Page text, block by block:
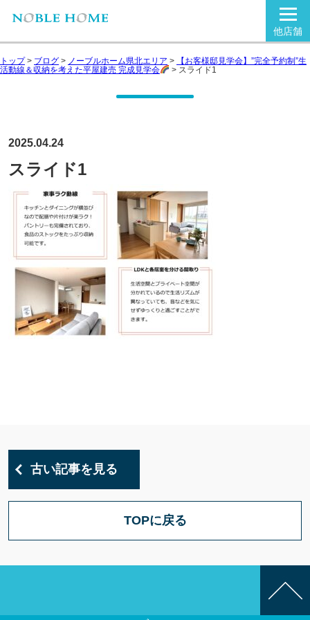
他店舗
トップ> ブログ > ノーブルホーム県北エリア >
【お客様邸見学会】”完全予約制”生
活動線＆収納を考えた平屋建売 完成見学会
> スライド1
2025.04.24
スライド1
古い記事を見る
TOPに戻る